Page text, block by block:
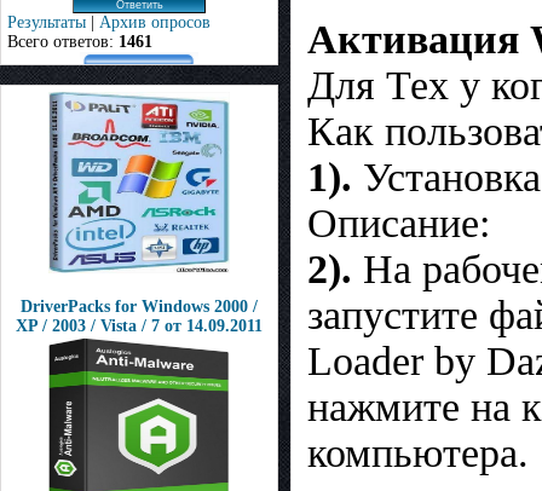
Результаты | Архив опросов
Всего ответов: 1461
DriverPacks for Windows 2000 /
XP / 2003 / Vista / 7 от 14.09.2011
Активация
Для Тех у
Как
1).
Описание:
2). На
запустите
Loader by
нажмите на
компьютера.